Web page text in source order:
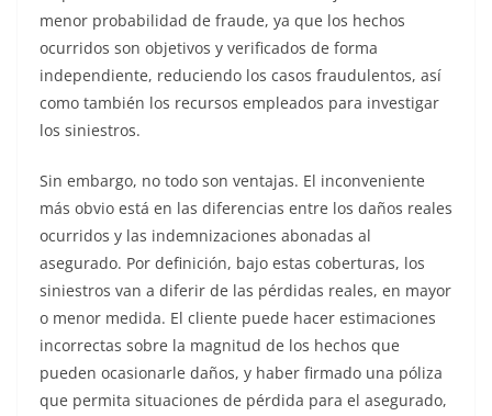
menor probabilidad de fraude, ya que los hechos
ocurridos son objetivos y verificados de forma
independiente, reduciendo los casos fraudulentos, así
como también los recursos empleados para investigar
los siniestros.
Sin embargo, no todo son ventajas. El inconveniente
más obvio está en las diferencias entre los daños reales
ocurridos y las indemnizaciones abonadas al
asegurado. Por definición, bajo estas coberturas, los
siniestros van a diferir de las pérdidas reales, en mayor
o menor medida. El cliente puede hacer estimaciones
incorrectas sobre la magnitud de los hechos que
pueden ocasionarle daños, y haber firmado una póliza
que permita situaciones de pérdida para el asegurado,